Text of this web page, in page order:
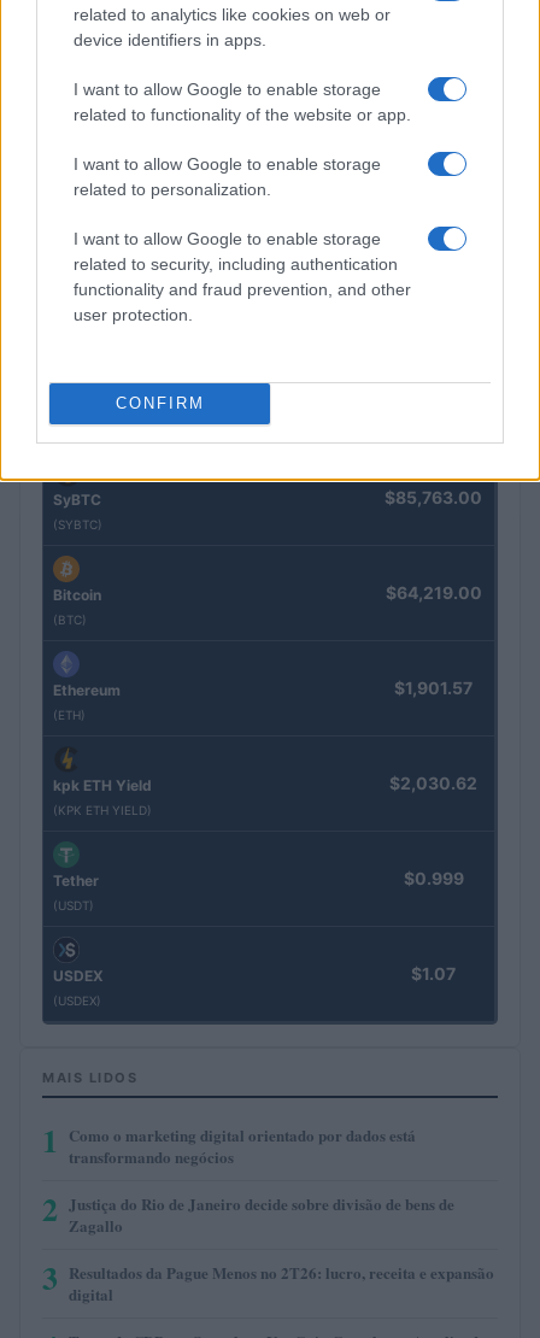
related to analytics like cookies on web or
device identifiers in apps.
I want to allow Google to enable storage
related to functionality of the website or app.
I want to allow Google to enable storage
related to personalization.
I want to allow Google to enable storage
related to security, including authentication
functionality and fraud prevention, and other
user protection.
CONFIRM
Nome
Kinza Babylon Staked BTC $83,270.00
(PAXG)
JDB
kpk ETH Prime
(KPK ETH PRIME)
SyBTC
(SYBTC)
$85,763.00
Bitcoin
(BTC)
$64,219.00
Ethereum
(ETH)
$1,901.57
kpk ETH Yield
(KPK ETH YIELD)
$2,030.62
Tether
(USDT)
$0.999
USDEX
(USDEX)
$1.07
MAIS LIDOS
1
Como o marketing digital orientado por dados está
transformando negócios
2
Justiça do Rio de Janeiro decide sobre divisão de bens de
Zagallo
3 Resultados da Pague Menos no 2T26: lucro, receita e expansão
digital